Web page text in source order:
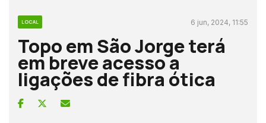
LOCAL 6 jun, 2024, 11:55
Topo em São Jorge terá
em breve acesso a
ligações de fibra ótica